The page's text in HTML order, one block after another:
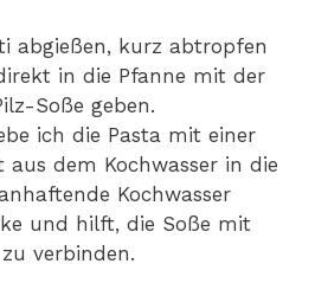
abgießen, kurz abtropfen
in die Pfanne mit der
Soße geben.
ich die Pasta mit einer
aus dem Kochwasser in die
Kochwasser
und hilft, die Soße mit
verbinden.